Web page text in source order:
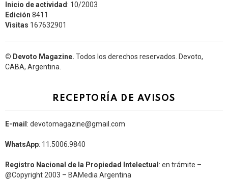
Inicio de actividad : 10/2003
Edición 8411
Visitas 167632901
© Devoto Magazine. Todos los derechos reservados. Devoto,
CABA, Argentina.
RECEPTORÍA DE AVISOS
E-mail : devotomagazine@gmail.com
WhatsApp: 11.5006.9840
Registro Nacional de la Propiedad Intelectual : en trámite –
@Copyright 2003 – BAMedia Argentina